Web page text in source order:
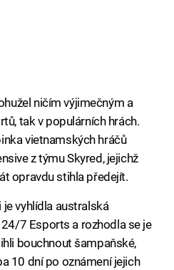
ničím výjimečným a
tak v populárních hrách.
vietnamských hráčů
z týmu Skyred, jejichž
opravdu stihla předejít.
vyhlídla australská
7 Esports a rozhodla se je
bouchnout šampaňské,
10 dní po oznámení jejich